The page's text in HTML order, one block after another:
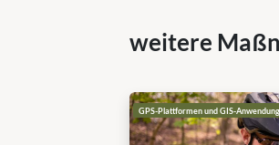
weitere
GPS-Plattformen und GIS-